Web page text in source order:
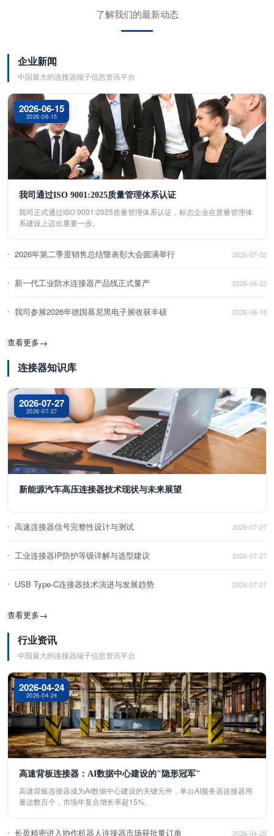
了解我们的最新动态
企业新闻
中国最大的连接器端子信息资讯平台
2026-06-15
2026-06-15
我司通过ISO 9001:2025质量管理体系认证
我司正式通过ISO 9001:2025质量管理体系认证，标志企业在质量管理体
系建设上迈出重要一步。
2026年第二季度销售总结暨表彰大会圆满举行 2026-07-02
新一代工业防水连接器产品线正式量产 2026-06-22
我司参展2026年德国慕尼黑电子展收获丰硕 2026-06-18
查看更多→
连接器知识库
2026-07-27
2026-07-27
新能源汽车高压连接器技术现状与未来展望
高速连接器信号完整性设计与测试 2026-07-27
工业连接器IP防护等级详解与选型建议 2026-07-27
USB Type-C连接器技术演进与发展趋势 2026-07-27
查看更多→
行业资讯
中国最大的连接器端子信息资讯平台
2026-04-24
2026-04-24
高速背板连接器：AI数据中心建设的"隐形冠军"
高速背板连接器成为AI数据中心建设的关键元件，单台AI服务器连接器用
量达数百个，市场年复合增长率超15%。
长盈精密进入协作机器人连接器市场获批量订单 2026-04-29